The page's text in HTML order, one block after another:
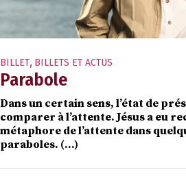
BILLET, BILLETS ET ACTUS
Parabole
Dans un certain sens, l’état de
comparer à l’attente. Jésus a eu
métaphore de l’attente dans
paraboles. (…)